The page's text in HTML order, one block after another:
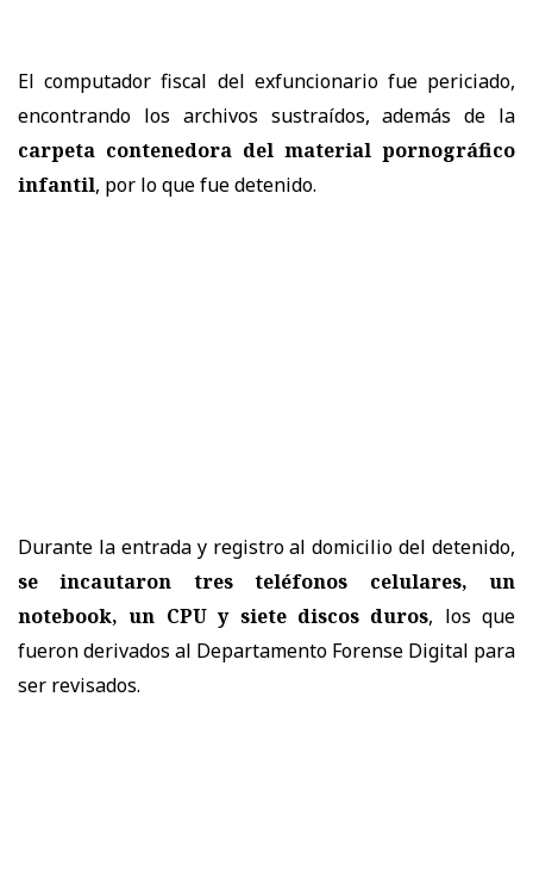
El computador fiscal del exfuncionario fue periciado,
encontrando los archivos sustraídos, además de la
carpeta contenedora del material pornográfico
infantil, por lo que fue detenido.
Durante la entrada y registro al domicilio del detenido,
se incautaron tres teléfonos celulares, un
notebook, un CPU y siete discos duros, los que
fueron derivados al Departamento Forense Digital para
ser revisados.